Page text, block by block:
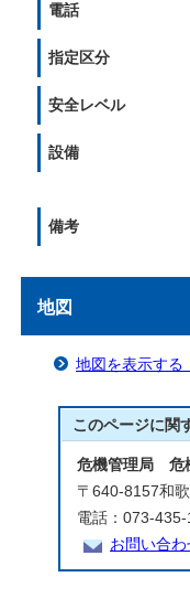
電話
指定区分
安全レベル
設備
備考
地図
地図を表示する
このページに関
危機管理局 危
〒640-8157和
電話：073-
お問い合わ